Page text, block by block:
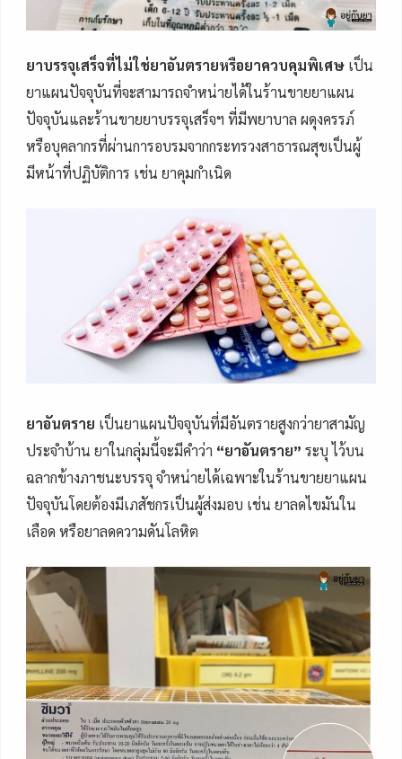
ยาบรรจุเสร็จที่ไม่ใช่ยาอันตรายหรือยาควบคุมพิเศษ เป็น
ยาแผนปัจจุบันที่จะสามารถจำหน่ายได้ในร้านขายยาแผน
ปัจจุบันและร้านขายยาบรรจุเสร็จฯ ที่มีพยาบาล ผดุงครรภ์
หรือบุคลากรที่ผ่านการอบรมจากกระทรวงสาธารณสุขเป็นผู้
มีหน้าที่ปฏิบัติการ เช่น ยาคุมกำเนิด
ยาอันตราย เป็นยาแผนปัจจุบันที่มีอันตรายสูงกว่ายาสามัญ
ประจำบ้าน ยาในกลุ่มนี้จะมีคำว่า “ยาอันตราย” ระบุ ไว้บน
ฉลากข้างภาชนะบรรจุ จำหน่ายได้เฉพาะในร้านขายยาแผน
ปัจจุบันโดยต้องมีเภสัชกรเป็นผู้ส่งมอบ เช่น ยาลดไขมันใน
เลือด หรือยาลดความดันโลหิต